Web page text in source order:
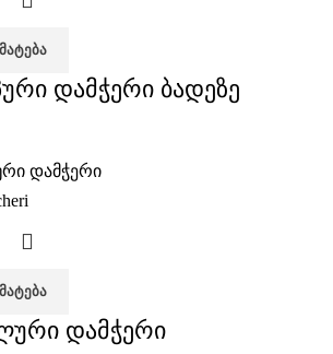
დამჭერი ბადეზე
დამჭერი